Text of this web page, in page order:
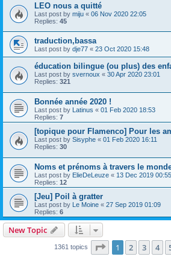
LEO nous a quitté
Last post by miju « 06 Nov 2020 22:05
Replies: 45
traduction,bassa
Last post by dje77 « 23 Oct 2020 15:48
éducation bilingue (ou plus) des
Last post by svernoux « 30 Apr 2020 23:01
Replies: 321
Bonnée année 2020 !
Last post by Latinus « 01 Feb 2020 18:53
Replies: 7
[topique pour Flamenco] Pour les
Last post by Sisyphe « 01 Feb 2020 16:11
Replies: 30
Noms et prénoms à travers le
Last post by ElieDeLeuze « 13 Dec 2019 00:55
Replies: 12
[Jeu] Poil à gratter
Last post by Le Moine « 27 Sep 2019 01:09
Replies: 6
New Topic
1361 topics Page 1of 28
1 2 3 4